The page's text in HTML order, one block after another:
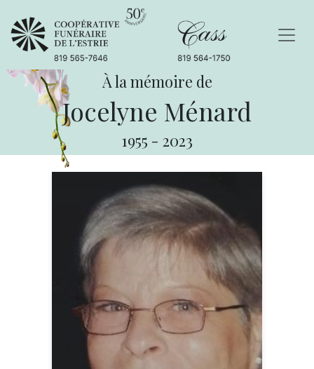
À la mémoire de
Jocelyne Ménard
1955 - 2023